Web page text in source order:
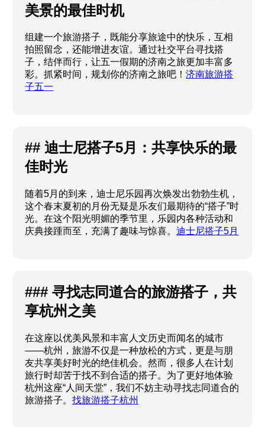
美景的最佳时机
组建一个旅游搭子，既能分享旅途中的快乐，互相
拍照留念，还能增进友谊。通过社交平台寻找搭
子，结伴而行，让五一假期的济南之旅更加丰富多
彩。抓紧时间，规划你的济南之旅吧！济南旅游搭
子五一
## 迪士尼搭子5月：共享快乐的最
佳时光
随着5月的到来，迪士尼乐园再次焕发出勃勃生机，
这个春末夏初的月份无疑是乐友们最期待的“搭子”时
光。在这个阳光明媚的季节里，乐园内各种活动和
庆典接踵而至，充满了趣味与惊喜。迪士尼搭子5月
### 寻找志同道合的旅游搭子，共
享杭州之美
在这座以优美风景和丰富人文历史而闻名的城市
——杭州，旅游不仅是一种放松的方式，更是与朋
友共享美好时光的绝佳机会。然而，很多人在计划
旅行时却苦于找不到合适的搭子。为了更好地体验
杭州这座“人间天堂”，我们不妨主动寻找志同道合的
旅游搭子。找旅游搭子杭州